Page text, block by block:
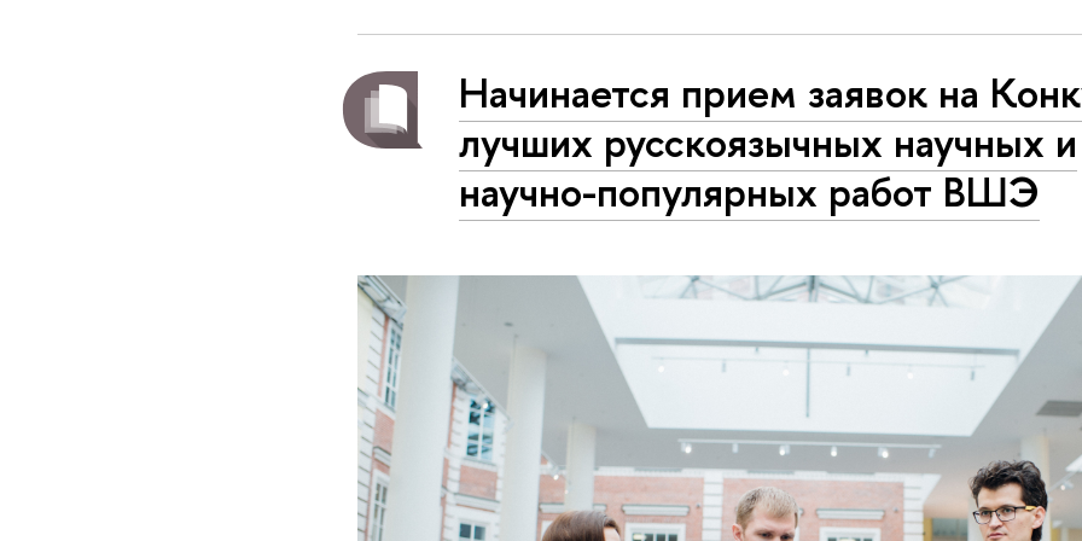
Начинается прием заявок на
лучших русскоязычных научных и
научно-популярных работ ВШЭ